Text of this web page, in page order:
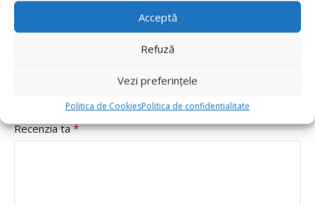
Acceptă
Refuză
Vezi preferințele
Politica de CookiesPolitica de confidentialitate
sunt marcate cu
Evaluarea ta*
Delivery speed
Recenzia ta*